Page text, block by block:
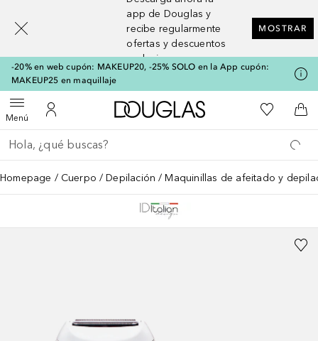
app de Douglas y
recibe regularmente
ofertas y descuentos
exclusivos
MOSTRAR
-20% en web cupón: MAKEUP20, -25% SOLO en la App cupón:
MAKEUP25 en maquillaje
MenúAbrir menúMi cuenta
A Douglas HomeMi lista de
A
Regresar
Ejecutar búsqueda
Homepage Cuerpo Depilación Maquinillas de afeitado y
[navigation.slideout.screenreader]